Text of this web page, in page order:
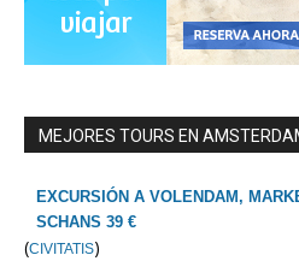
MEJORES TOURS EN
EXCURSIÓN A VOLENDAM,
SCHANS 39 €
(CIVITATIS)